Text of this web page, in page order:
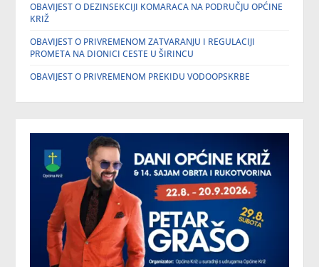
OBAVIJEST O DEZINSEKCIJI KOMARACA NA PODRUČJU OPĆINE
KRIŽ
OBAVIJEST O PRIVREMENOM ZATVARANJU I REGULACIJI
PROMETA NA DIONICI CESTE U ŠIRINCU
OBAVIJEST O PRIVREMENOM PREKIDU VODOOPSKRBE